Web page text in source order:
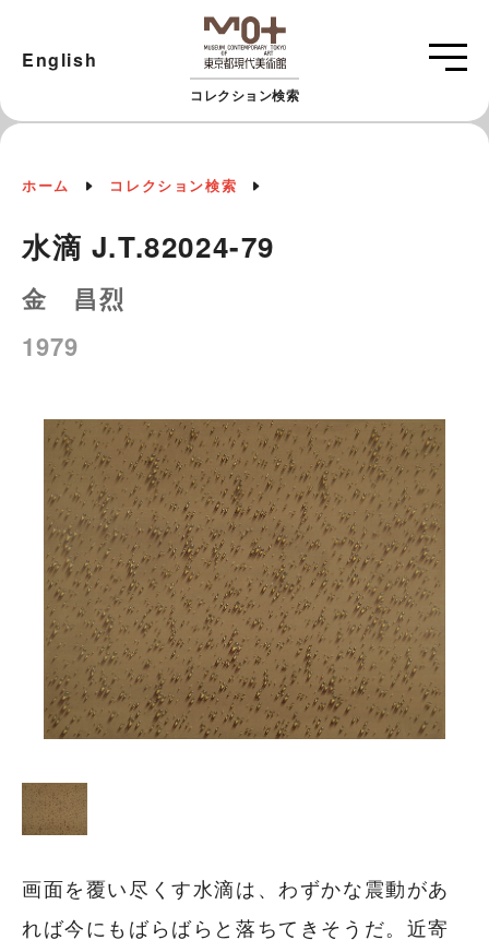
コレクション検索
English
ホーム コレクション検索
水滴 J.T.82024-79
金 昌烈
1979
画面を覆い尽くす水滴は、わずかな震動があ
れば今にもばらばらと落ちてきそうだ。近寄